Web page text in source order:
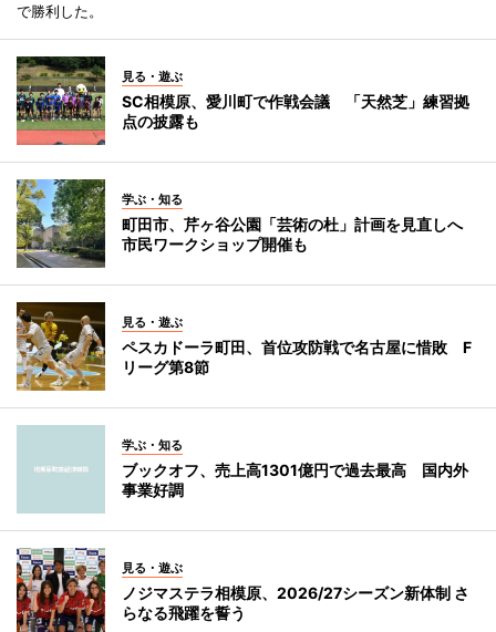
で勝利した。
見る・遊ぶ
SC相模原、愛川町で作戦会議 「天然芝」練習拠
点の披露も
学ぶ・知る
町田市、芹ヶ谷公園「芸術の杜」計画を見直しへ
市民ワークショップ開催も
見る・遊ぶ
ペスカドーラ町田、首位攻防戦で名古屋に惜敗 F
リーグ第8節
学ぶ・知る
ブックオフ、売上高1301億円で過去最高 国内外
事業好調
見る・遊ぶ
ノジマステラ相模原、2026/27シーズン新体制 さ
らなる飛躍を誓う